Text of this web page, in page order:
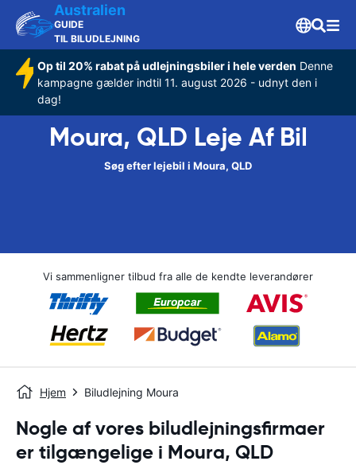
Australien
GUIDE
TIL BILUDLEJNING
Op til 20% rabat på udlejningsbiler i hele verden Denne
kampagne gælder indtil 11. august 2026 - udnyt den i
dag!
Moura, QLD Leje Af Bil
Søg efter lejebil i Moura, QLD
Vi sammenligner tilbud fra alle de kendte leverandører
Hjem Biludlejning Moura
Nogle af vores biludlejningsfirmaer
er tilgængelige i Moura, QLD